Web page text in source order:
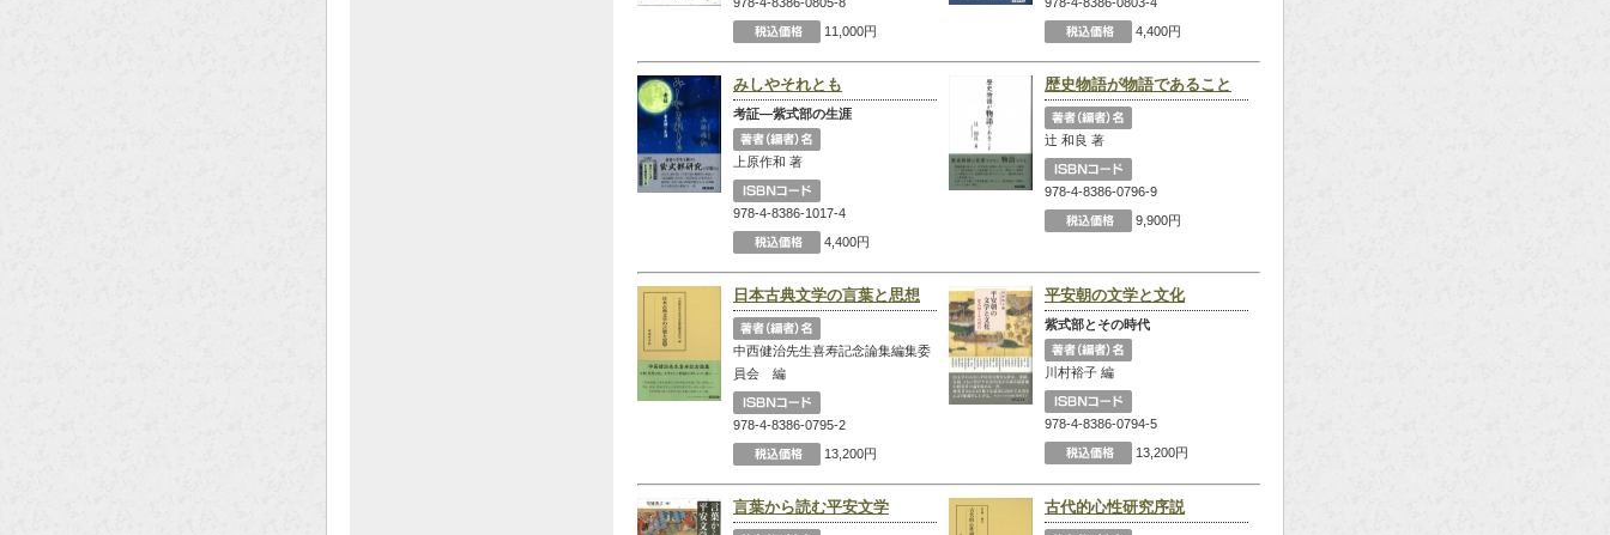
11,000円
4,400円
みしやそれとも
考証―紫式部の生涯
上原作和 著
978-4-8386-1017-4
4,400円
歴史物語が物語であること
辻 和良 著
978-4-8386-0796-9
9,900円
日本古典文学の言葉と思想
中西健治先生喜寿記念論集編集委
員会 編
978-4-8386-0795-2
13,200円
平安朝の文学と文化
紫式部とその時代
川村裕子 編
978-4-8386-0794-5
13,200円
言葉から読む平安文学 古代的心性研究序説